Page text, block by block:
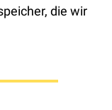
die wir